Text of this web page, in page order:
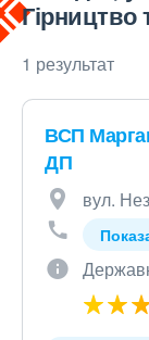
Гірництво
1 результат
ВСП
ДП
вул.